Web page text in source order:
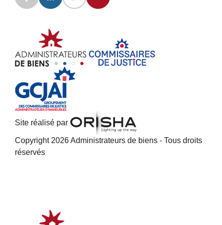
Site réalisé par
Copyright 2026 Administrateurs de biens - Tous droits
réservés